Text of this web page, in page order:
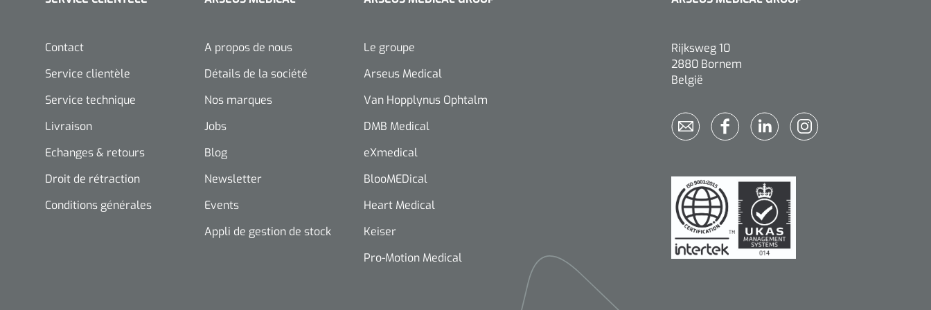
Contact
Service clientèle
Service technique
Livraison
Echanges & retours
Droit de rétraction
Conditions générales
A propos de nous
Détails de la société
Nos marques
Jobs
Blog
Newsletter
Events
Appli de gestion de stock
Le groupe
Arseus Medical
Van Hopplynus Ophtalm
DMB Medical
eXmedical
BlooMEDical
Heart Medical
Keiser
Pro-Motion Medical
Rijksweg 10
2880 Bornem
België